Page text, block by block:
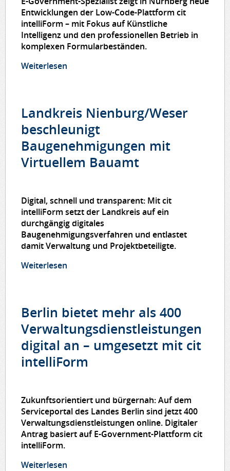
Entwicklungen der Low-Code-Plattform cit
intelliForm – mit Fokus auf Künstliche
Intelligenz und den professionellen Betrieb in
komplexen Formularbeständen.
Weiterlesen
Landkreis Nienburg/Weser
beschleunigt
Baugenehmigungen mit
Virtuellem Bauamt
Digital, schnell und transparent: Mit cit
intelliForm setzt der Landkreis auf ein
durchgängig digitales
Baugenehmigungsverfahren und entlastet
damit Verwaltung und Projektbeteiligte.
Weiterlesen
Berlin bietet mehr als 400
Verwaltungsdienstleistungen
digital an – umgesetzt mit cit
intelliForm
Zukunftsorientiert und bürgernah: Auf dem
Serviceportal des Landes Berlin sind jetzt 400
Verwaltungsdienstleistungen online. Digitaler
Antrag basiert auf E-Government-Plattform cit
intelliForm.
Weiterlesen